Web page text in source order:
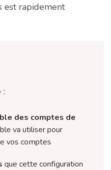
est rapidement
:
des comptes de
va utiliser pour
vos comptes
que cette configuration